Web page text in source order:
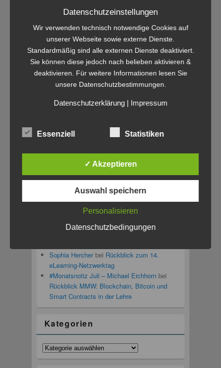
Neueste Beiträge
Unser Blog ist umgezogen!
Rückblick MMW: die s.ol.i.d. Familie:
GeoMat, Div-e, PLANTY2Learn & WABE
stellt sich vor.
MultimediaWerkstatt mit s.o.l.i.d. der App-
Baukasten 19.11.24, 15:30-17:30 Uhr
MMW Rückblick: Erstellung von digitalen
Erklärfilmen mit Doppeldecker-Toolkit
Digitale Medien in Bildungsprozessen –
Neueste Kommentare
Linda RustemeierbeiTooltime! – Workshop
zur Gestaltung digitaler Lehr-/Lernmaterialien
Linda RustemeierbeiRückblick zum 14.
eLearning-Netzwerktag
Tooltime! – Workshop
Sophia Hercherbei Rückblick zum 14.
eLearning-Netzwerktag
#Monatsnotiz Juli – Michael Eichhornbei
Rückblick MMW: Blockchain, Bitcoin und
Smart Contracts in der Lehre
Kategorien
Kategorien
Datenschutzeinstellungen
Wir verwenden technisch notwendige Cookies auf
unserer Webseite sowie externe Dienste.
Standardmäßig sind alle externen Dienste deaktiviert.
Sie können diese jedoch nach belieben aktivieren &
deaktivieren. Für weitere Informationen lesen Sie
unsere Datenschutzbestimmungen.
Datenschutzerklärung| Impressum
Essenziell Statistiken
✓ Akzeptieren
Auswahl speichern
Personalisieren
Datenschutzbedingungen